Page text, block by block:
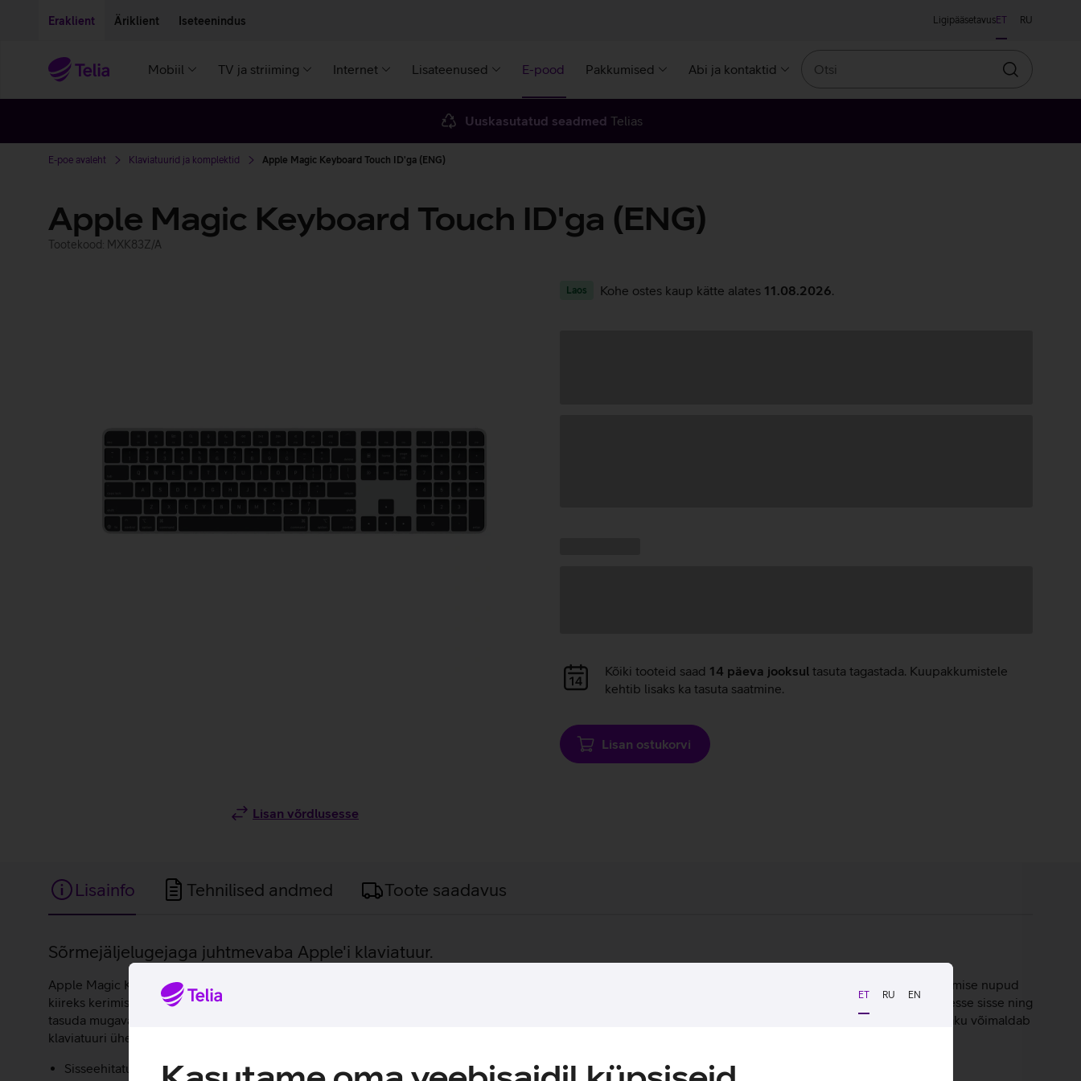
ET RU EN
Eraklient Äriklient Iseteenindus LigipääsetavusET RU
Mobiil TV ja striiming Internet Lisateenused E-pood Pakkumised Abi ja kontaktid
Otsin
Uuskasutatud seadmed Telias
E-poe avaleht Klaviatuurid ja komplektid Apple Magic Keyboard Touch ID'ga (ENG)
Apple Magic Keyboard Touch ID'ga (ENG)
Tootekood: MXK83Z/A
Lisan võrdlusesse
Laos Kohe ostes kaup kätte alates 11.08.2026
Andmete
laadimine
Kõiki tooteid saad 14 päeva jooksul tasuta tagastada. Kuupakkumistele
kehtib lisaks ka tasuta saatmine.
Lisan ostukorvi
Lisainfo Tehnilised andmed Toote saadavus
Lisainfo
Sõrmejäljelugejaga juhtmevaba Apple'i klaviatuur.
Apple Magic Keyboard on mugavate ja vaiksete klahvidega täismõõdus klaviatuur, millel on olemas eraldi numbriklahvid. Klaviatuuril on dokumentide navigeerimise nupud
kiireks kerimiseks ja täissuuruses nooleklahvid, mis sobivad ideaalselt mängimiseks. Klaviatuuril olev Touch ID võimaldab kiirelt ja turvaliselt logida oma kontodesse sisse ning
tasuda mugavalt internetiostude eest. Apple Magic Keyboard ühendub automaatselt sinu Mac arvutiga, mistõttu saad sellega koheselt tööle asuda. Vastupidav aku võimaldab
klaviatuuri ühe laadimisega kasutada kuni kuu või kauem.
Sisseehitatud sõrmejäljelugeja.